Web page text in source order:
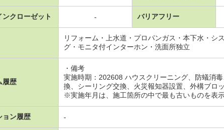
ンクローゼット - バリアフリー
リフォーム・上水道・プロパンガス・本下水・シ
グ・モニタ付インターホン・洗面所独立
履歴
・備考
実施時期：202608 ハウスクリーニング、防蟻消
換、シーリング交換、火災報知器設置、外構ブロ
※実施年月は、施工箇所の中で最も古いものを表
ョン履歴 -